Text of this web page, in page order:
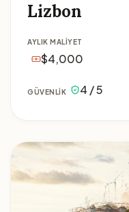
Lizbon
AYLIK MALIYET
$4,000
GÜVENLIK 4 / 5
Porto